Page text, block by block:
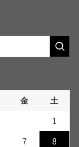
金 土
1
7 8